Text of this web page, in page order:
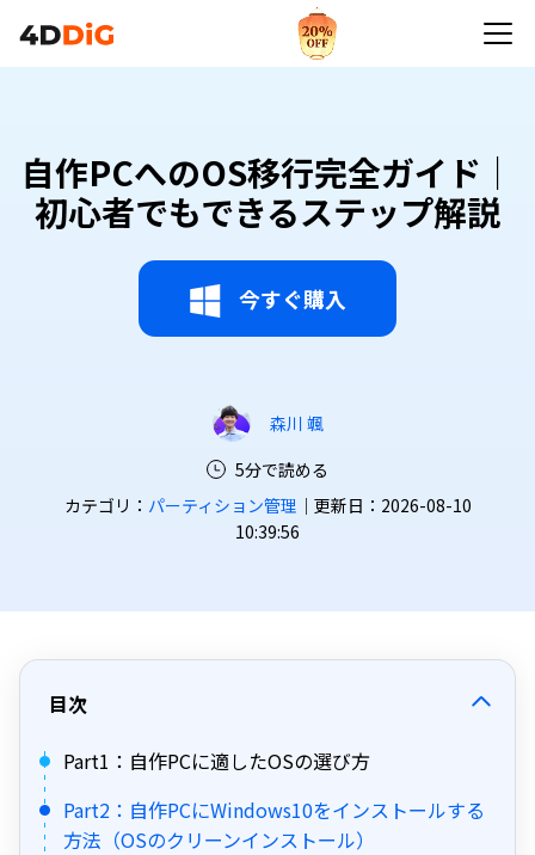
自作PCへのOS移行完全ガイド｜
初心者でもできるステップ解説
今すぐ購入
森川 颯
5分で読める
カテゴリ： パーティション管理 ｜更新日：2026-08-10
10:39:56
目次
Part1：自作PCに適したOSの選び方
Part2：自作PCにWindows10をインストールする
方法（OSのクリーンインストール）